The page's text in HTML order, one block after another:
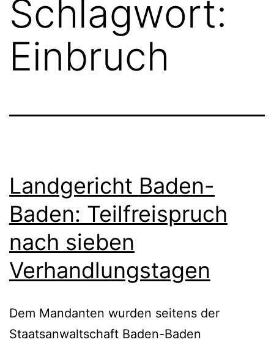
Schlagwort:
Einbruch
Landgericht Baden-
Baden: Teilfreispruch
nach sieben
Verhandlungstagen
Dem Mandanten wurden seitens der
Staatsanwaltschaft Baden-Baden